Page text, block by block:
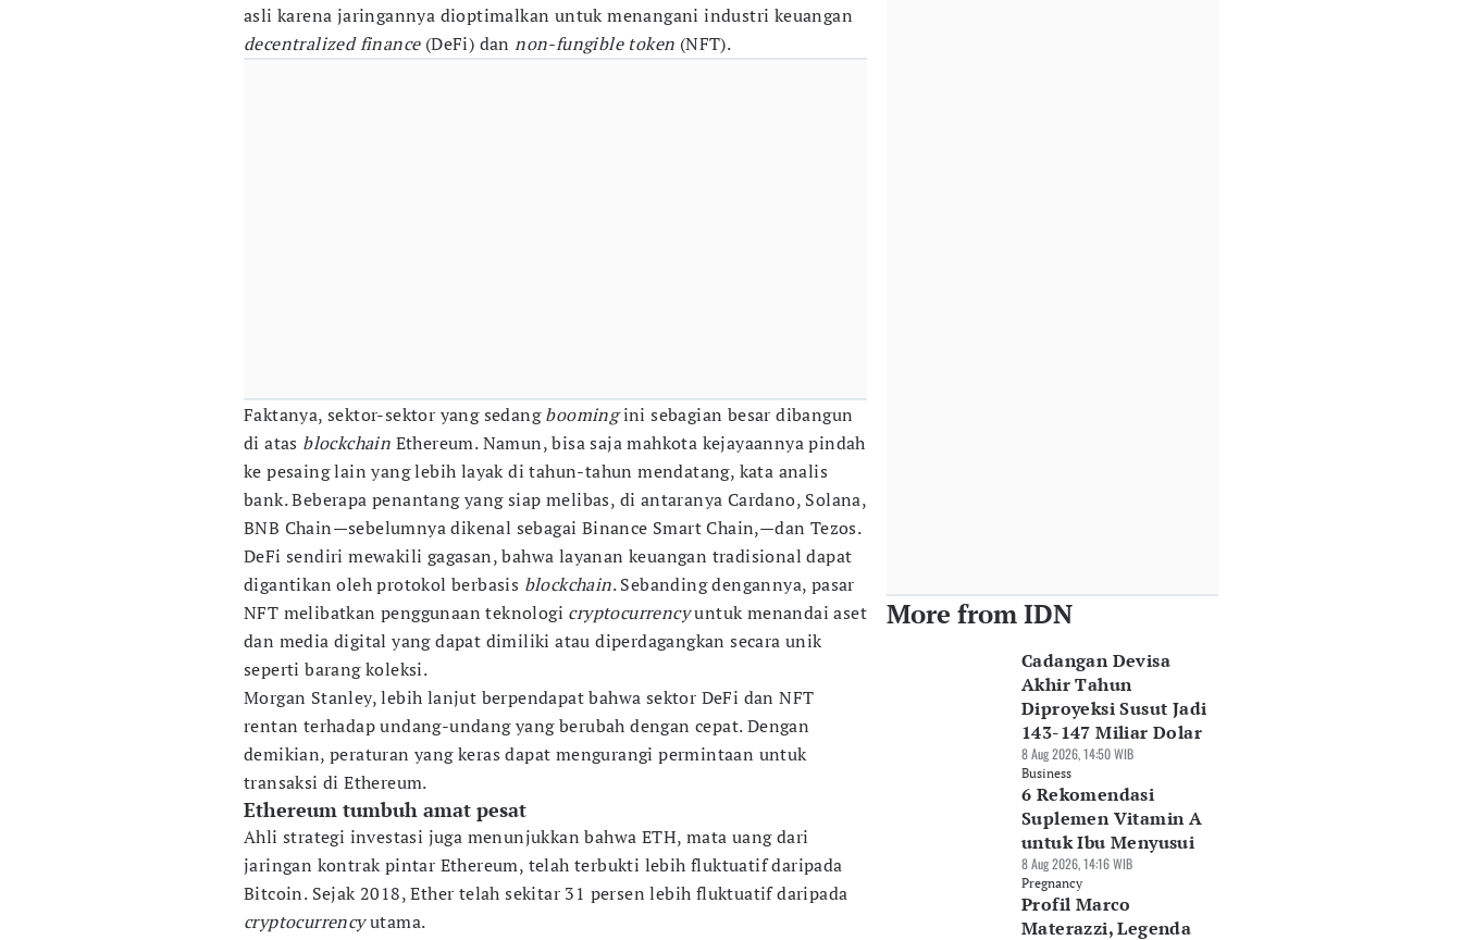
asli karena jaringannya dioptimalkan untuk menangani industri keuangan
decentralized finance(DeFi) dannon-fungible token (NFT).
Faktanya, sektor-sektor yang sedangboomingini sebagian besar dibangun
di atas blockchain Ethereum. Namun, bisa saja mahkota kejayaannya pindah
ke pesaing lain yang lebih layak di tahun-tahun mendatang, kata analis
bank. Beberapa penantang yang siap melibas, di antaranya Cardano, Solana,
BNB Chain—sebelumnya dikenal sebagai Binance Smart Chain,—dan Tezos.
DeFi sendiri mewakili gagasan, bahwa layanan keuangan tradisional dapat
digantikan oleh protokol berbasis blockchain. Sebanding dengannya, pasar
NFT melibatkan penggunaan teknologi cryptocurrencyuntuk menandai aset
dan media digital yang dapat dimiliki atau diperdagangkan secara unik
seperti barang koleksi.
Morgan Stanley, lebih lanjut berpendapat bahwa sektor DeFi dan NFT
rentan terhadap undang-undang yang berubah dengan cepat. Dengan
demikian, peraturan yang keras dapat mengurangi permintaan untuk
transaksi di Ethereum.
Ethereum tumbuh amat pesat
Ahli strategi investasi juga menunjukkan bahwa ETH, mata uang dari
jaringan kontrak pintar Ethereum, telah terbukti lebih fluktuatif daripada
Bitcoin. Sejak 2018, Ether telah sekitar 31 persen lebih fluktuatif daripada
cryptocurrencyutama.
More from IDN
Cadangan Devisa
Akhir Tahun
Diproyeksi Susut Jadi
143-147 Miliar Dolar
8 Aug 2026, 14:50 WIB
Business
6 Rekomendasi
Suplemen Vitamin A
untuk Ibu Menyusui
8 Aug 2026, 14:16 WIB
Pregnancy
Profil Marco
Materazzi, Legenda